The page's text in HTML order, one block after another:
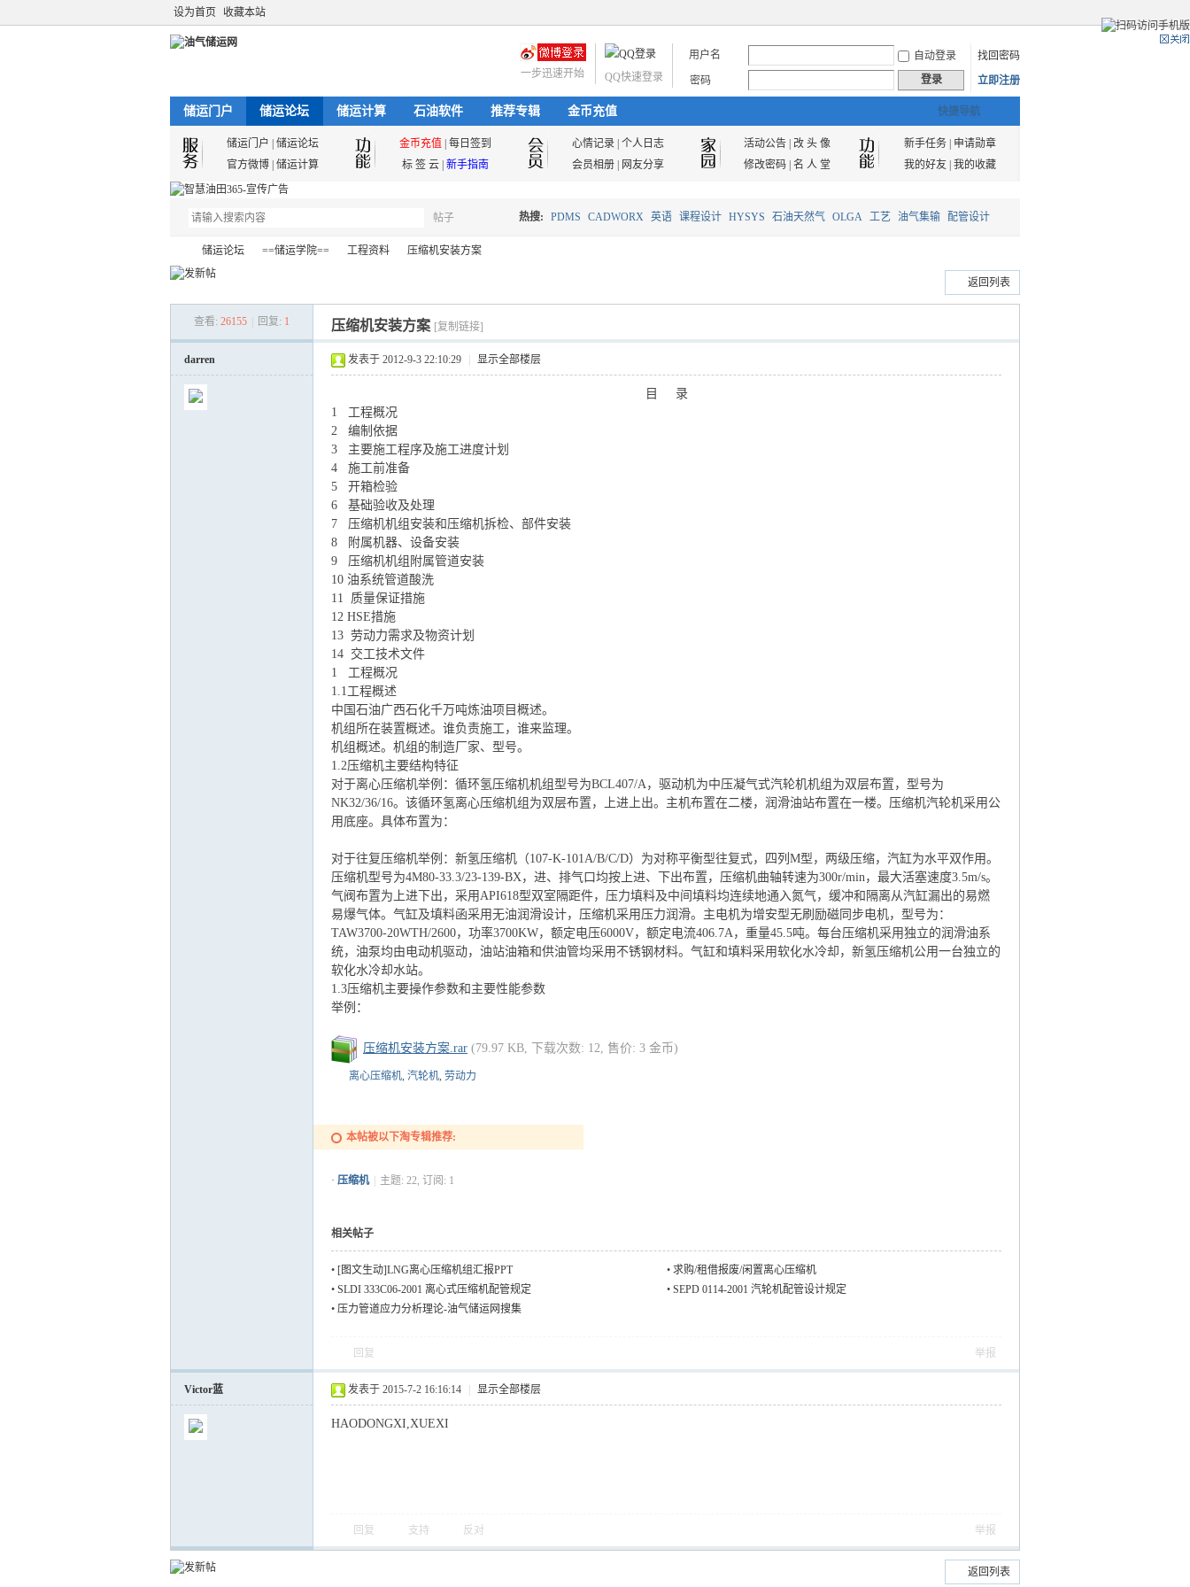
设为首页 收藏本站
用户名 自动登录
找回密码
密码
登录 立即注册
QQ快速登录
一步迅速开始
快捷导航
储运门户 储运论坛 储运计算 石油软件 推荐专辑 金币充值
储运门户 储运论坛 金币充值 每日签到 心情记录 个人日志 活动公告| 改 头 像 新手任务|
申请勋章
官方微博 储运计算 标 签 云 新手指南 会员相册 网友分享 修改密码| 名 人 堂 我的好友| 我的收藏
帖子 热搜: PDMS CADWORX 英语 课程设计 HYSYS 石油天然气 OLGA 工艺 油气集输 配管设计
储运论坛
›
==储运学院==
›
工程资料
›
压缩机安装方案
返回列表
查看: 26155 回复: 1 压缩机安装方案 [复制链接]
darren 发表于 2012-9-3 22:10:29 显示全部楼层
目 录
1 工程概况
2 编制依据
3 主要施工程序及施工进度计划
4 施工前准备
5 开箱检验
6 基础验收及处理
7 压缩机机组安装和压缩机拆检、部件安装
8 附属机器、设备安装
9 压缩机机组附属管道安装
10 油系统管道酸洗
11 质量保证措施
12 HSE措施
13 劳动力需求及物资计划
14 交工技术文件
1 工程概况
1.1工程概述
中国石油广西石化千万吨炼油项目概述。
机组所在装置概述。谁负责施工，谁来监理。
机组概述。机组的制造厂家、型号。
1.2压缩机主要结构特征
对于离心压缩机举例：循环氢压缩机机组型号为BCL407/A，驱动机为中压凝气式汽轮机机组为双层布置，型号为
NK32/36/16。该循环氢离心压缩机组为双层布置，上进上出。主机布置在二楼，润滑油站布置在一楼。压缩机汽轮机采用公
用底座。具体布置为：
对于往复压缩机举例：新氢压缩机（107-K-101A/B/C/D）为对称平衡型往复式，四列M型，两级压缩，汽缸为水平双作用。
压缩机型号为4M80-33.3/23-139-BX，进、排气口均按上进、下出布置，压缩机曲轴转速为300r/min，最大活塞速度3.5m/s。
气阀布置为上进下出，采用API618型双室隔距件，压力填料及中间填料均连续地通入氮气，缓冲和隔离从汽缸漏出的易燃
易爆气体。气缸及填料函采用无油润滑设计，压缩机采用压力润滑。主电机为增安型无刷励磁同步电机，型号为：
TAW3700-20WTH/2600，功率3700KW，额定电压6000V，额定电流406.7A，重量45.5吨。每台压缩机采用独立的润滑油系
统，油泵均由电动机驱动，油站油箱和供油管均采用不锈钢材料。气缸和填料采用软化水冷却，新氢压缩机公用一台独立的
软化水冷却水站。
1.3压缩机主要操作参数和主要性能参数
举例：
压缩机安装方案.rar (79.97 KB, 下载次数: 12, 售价: 3 金币)
离心压缩机, 汽轮机, 劳动力
本帖被以下淘专辑推荐:
· 压缩机 主题: 22, 订阅: 1
相关帖子
• [图文生动]LNG离心压缩机组汇报PPT • 求购/租借报废/闲置离心压缩机
• SLDI 333C06-2001 离心式压缩机配管规定 • SEPD 0114-2001 汽轮机配管设计规定
• 压力管道应力分析理论-油气储运网搜集
回复 举报
Victor蓝 发表于 2015-7-2 16:16:14 显示全部楼层
HAODONGXI,XUEXI
回复 支持 反对 举报
返回列表